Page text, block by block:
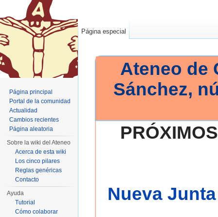
Ateneo de
Sánchez,
Nueva
Página especial
Página principal
Portal de la comunidad
Actualidad
Cambios recientes
Página aleatoria
Sobre la wiki del Ateneo
Acerca de esta wiki
Los cinco pilares
Reglas genéricas
Contacto
Ayuda
Tutorial
Cómo colaborar